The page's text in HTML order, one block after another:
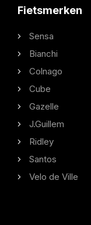
Fietsmerken
Sensa
Bianchi
Colnago
Cube
Gazelle
J.Guillem
Ridley
Santos
Velo de Ville